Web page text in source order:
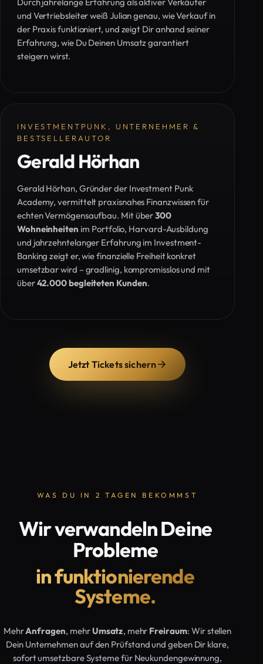
Durch jahrelange Erfahrung als aktiver Verkäufer
und Vertriebsleiter weiß Julian genau, wie Verkauf in
der Praxis funktioniert, und zeigt Dir anhand seiner
Erfahrung, wie Du Deinen Umsatz garantiert
steigern wirst.
INVESTMENTPUNK, UNTERNEHMER &
BESTSELLERAUTOR
Gerald Hörhan
Gerald Hörhan, Gründer der Investment Punk
Academy, vermittelt praxisnahes Finanzwissen für
echten Vermögensaufbau. Mit über300
Wohneinheiten im Portfolio, Harvard-Ausbildung
und jahrzehntelanger Erfahrung im Investment-
Banking zeigt er, wie finanzielle Freiheit konkret
umsetzbar wird – gradlinig, kompromisslos und mit
über42.000 begleiteten Kunden.
Jetzt Tickets sichern
WAS DU IN 2 TAGEN BEKOMMST
Wir verwandeln Deine
Probleme
in funktionierende
Systeme.
MehrAnfragen, mehrUmsatz, mehr Freiraum: Wir stellen
Dein Unternehmen auf den Prüfstand und geben Dir klare,
sofort umsetzbare Systeme für Neukundengewinnung,